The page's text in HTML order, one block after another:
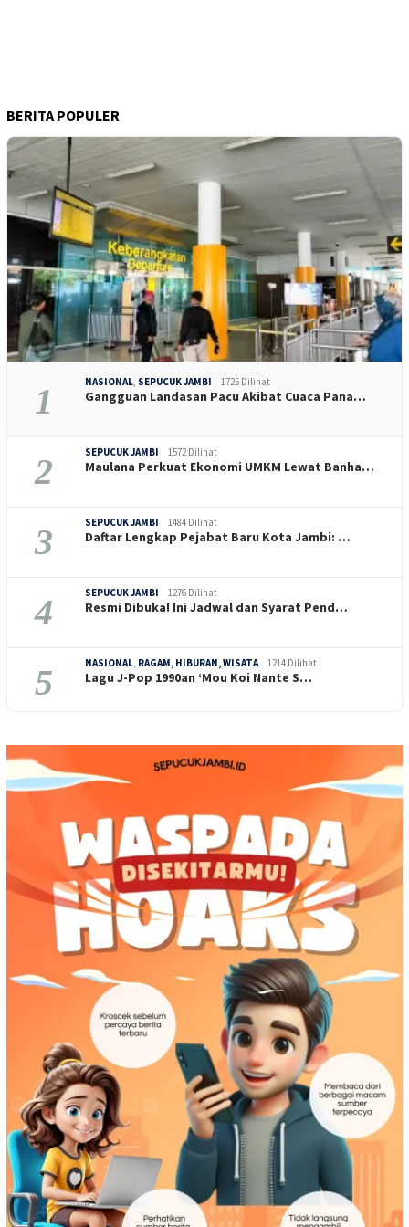
BERITA POPULER
1 NASIONAL, SEPUCUK JAMBI 1725 Dilihat
Gangguan Landasan Pacu Akibat Cuaca Pana…
2 SEPUCUK JAMBI 1572 Dilihat
Maulana Perkuat Ekonomi UMKM Lewat Banha…
3 SEPUCUK JAMBI 1484 Dilihat
Daftar Lengkap Pejabat Baru Kota Jambi: …
4 SEPUCUK JAMBI 1276 Dilihat
Resmi Dibuka! Ini Jadwal dan Syarat Pend…
5 NASIONAL, RAGAM, HIBURAN, WISATA 1214 Dilihat
Lagu J-Pop 1990an ‘Mou Koi Nante S…